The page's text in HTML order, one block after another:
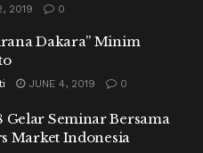
2019
0
Dakara” Minim
JUNE 4, 2019 0
Gelar Seminar Bersama
Market Indonesia